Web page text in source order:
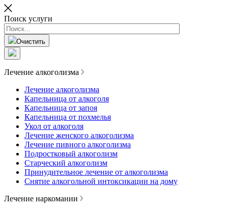
Поиск услуги
Очистить
Лечение алкоголизма
Лечение алкоголизма
Капельница от алкоголя
Капельница от запоя
Капельница от похмелья
Укол от алкоголя
Лечение женского алкоголизма
Лечение пивного алкоголизма
Подростковый алкоголизм
Старческий алкоголизм
Принудительное лечение от алкоголизма
Снятие алкогольной интоксикации на дому
Лечение наркомании